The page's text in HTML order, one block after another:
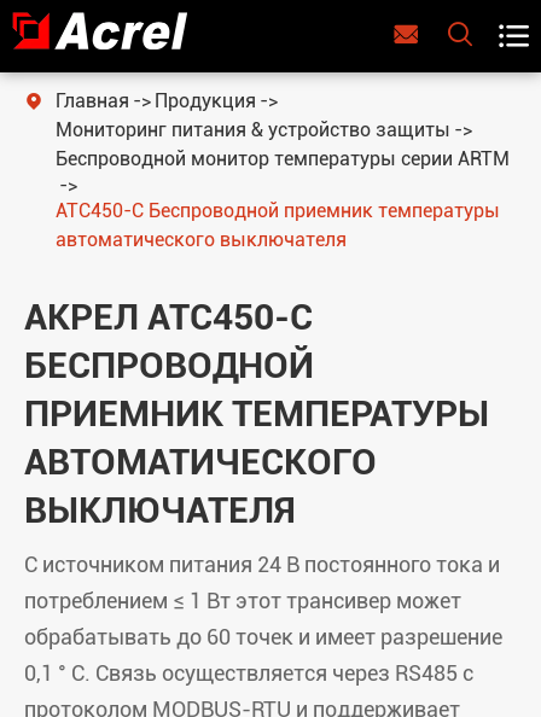
  
 Главная
Продукция
Мониторинг питания & устройство защиты
Беспроводной монитор температуры серии ARTM
ATC450-C Беспроводной приемник температуры
автоматического выключателя
АКРЕЛ ATC450-C
БЕСПРОВОДНОЙ
ПРИЕМНИК ТЕМПЕРАТУРЫ
АВТОМАТИЧЕСКОГО
ВЫКЛЮЧАТЕЛЯ
С источником питания 24 В постоянного тока и
потреблением ≤ 1 Вт этот трансивер может
обрабатывать до 60 точек и имеет разрешение
0,1 ° C. Связь осуществляется через RS485 с
протоколом MODBUS-RTU и поддерживает